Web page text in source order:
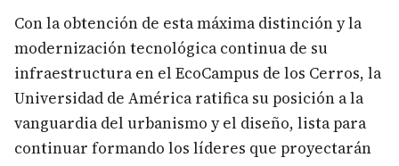
Con la obtención de esta máxima distinción y la
modernización tecnológica continua de su
infraestructura en el EcoCampus de los Cerros, la
Universidad de América ratifica su posición a la
vanguardia del urbanismo y el diseño, lista para
continuar formando los líderes que proyectarán